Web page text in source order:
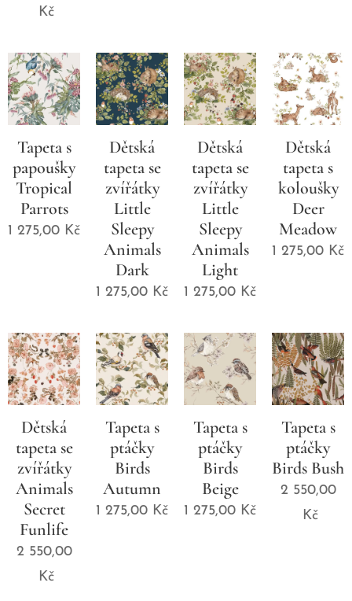
Kč
Tapeta s
papoušky
Tropical
Parrots
1 275,00 Kč
Dětská
tapeta se
zvířátky
Little
Sleepy
Animals
Dark
1 275,00 Kč
Dětská
tapeta se
zvířátky
Little
Sleepy
Animals
Light
1 275,00 Kč
Dětská
tapeta s
koloušky
Deer
Meadow
1 275,00 Kč
Dětská
tapeta se
zvířátky
Animals
Secret
Funlife
2 550,00
Kč
Tapeta s
ptáčky
Birds
Autumn
1 275,00 Kč
Tapeta s
ptáčky
Birds
Beige
1 275,00 Kč
Tapeta s
ptáčky
Birds Bush
2 550,00
Kč